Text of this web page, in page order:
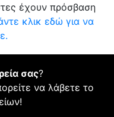
έχουν πρόσβαση
κλικ εδώ για να
σας?
να λάβετε το